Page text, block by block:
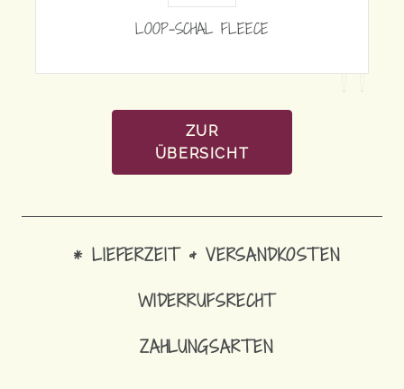
LOOP-SCHAL FLEECE
ZUR
ÜBERSICHT
* LIEFERZEIT & VERSANDKOSTEN
WIDERRUFSRECHT
ZAHLUNGSARTEN